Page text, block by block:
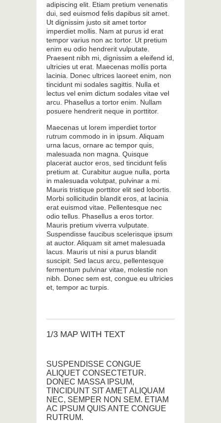
adipiscing elit. Etiam pretium venenatis
dui, sed euismod felis dapibus sit amet.
Ut dignissim justo sit amet tortor
imperdiet mollis. Nam at purus id erat
tempor varius non ac tortor. Ut pretium
enim eu odio hendrerit vulputate.
Praesent nibh mi, dignissim a eleifend id,
ultricies ut erat. Maecenas mollis porta
lacinia. Donec ultrices laoreet enim, non
tincidunt mi sodales sagittis. Nulla et
lectus vel enim dictum sodales vitae vel
arcu. Phasellus a tortor enim. Nullam
posuere hendrerit neque in porttitor.
Maecenas ut lorem imperdiet tortor
rutrum commodo in in ipsum. Aliquam
urna lacus, ornare ac tempor quis,
malesuada non magna. Quisque
placerat auctor eros, sed tincidunt felis
pretium at. Curabitur augue nulla, porta
in malesuada volutpat, pulvinar a mi.
Mauris tristique porttitor elit sed lobortis.
Morbi sollicitudin blandit eros, at lacinia
erat euismod vitae. Pellentesque nec
odio tellus. Phasellus a eros tortor.
Mauris pretium viverra vulputate.
Suspendisse faucibus scelerisque ipsum
at auctor. Aliquam sit amet malesuada
lacus. Mauris ut nisi a purus blandit
suscipit. Sed lacus arcu, pellentesque
fermentum pulvinar vitae, molestie non
nibh. Donec sem est, congue eu ultricies
et, tempor ac turpis.
1/3 MAP WITH TEXT
SUSPENDISSE CONGUE
ALIQUET CONSECTETUR.
DONEC MASSA IPSUM,
TINCIDUNT SIT AMET ALIQUAM
NEC, SEMPER NON SEM. ETIAM
AC IPSUM QUIS ANTE CONGUE
RUTRUM.